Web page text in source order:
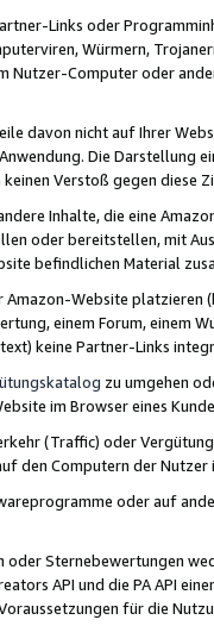
Links oder
Würmern,
Nutzer-Computer oder
davon nicht auf Ihrer
Die Darstellung
Verstoß gegen diese
Inhalte, die eine
oder bereitstellen, mit
befindlichen Material
Amazon-Website
einem Forum, einem
keine Partner-Links
zu umgehen
im Browser eines
(Traffic) oder
den Computern der
oder auf
oder Sternebewertungen
API und die PA API
für die